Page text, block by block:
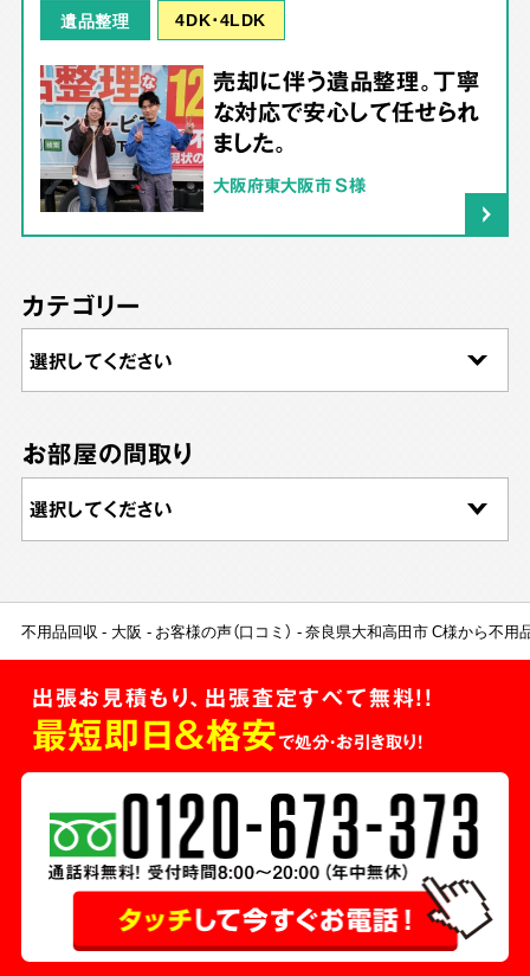
遺品整理 4DK･4LDK
売却に伴う遺品整理。丁寧
な対応で安心して任せられ
ました。
大阪府東大阪市 S様
カテゴリー
お部屋の間取り
不用品回収 大阪 お客様の声（口コミ） 奈良県大和高田市 C様から不用
出張お見積もり、出張査定すべて無料!!
最短即日＆格安で処分・お引き取り！